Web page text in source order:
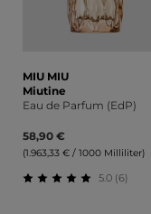
MIU MIU
Miutine
Eau de Parfum (EdP)
58,90 €
(1.963,33 € / 1000 Milliliter)
5.0 (6)